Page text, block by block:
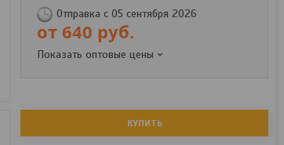
Отправка с 05 сентября 2026
от 640 руб.
Показать оптовые цены
КУПИТЬ